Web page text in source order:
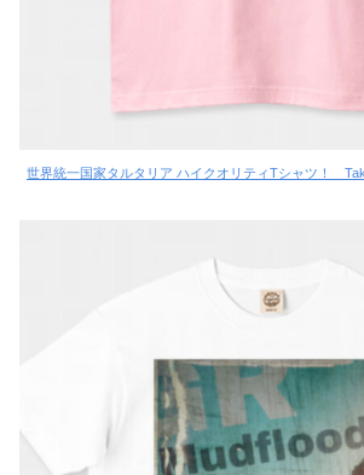
世界統一国家タルタリア ハイクオリティTシャツ！